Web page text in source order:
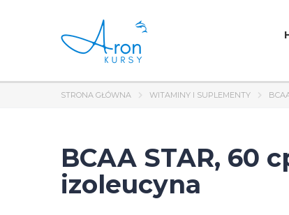
STRONA GŁÓWNA WITAMINY I SUPLEMENTY
BCAA STAR, 60
izoleucyna